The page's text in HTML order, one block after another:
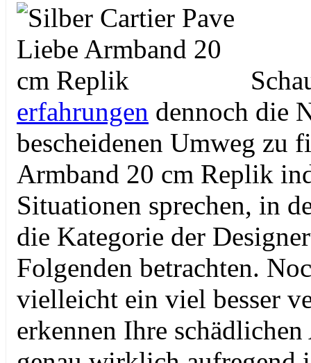
erfahrungen dennoch die
bescheidenen Umweg zu
Armband 20 cm Replik
Situationen sprechen, in
die Kategorie der
Folgenden betrachten.
vielleicht ein viel besser
erkennen Ihre